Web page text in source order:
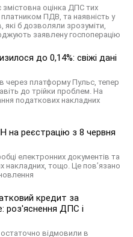
оцінка ДПС тих
платником ПДВ, та наявність у
які б дозволяли зрозуміти,
заявлену госпоперацію
до 0,14%: свіжі дані
через платформу Пульс, тепер
до трійки проблем. На
податкових накладних
на реєстрацію з 8 червня
електронних документів та
накладних, тощо. Це пов’язано
кредит за
роз'яснення ДПС і
відмовили в